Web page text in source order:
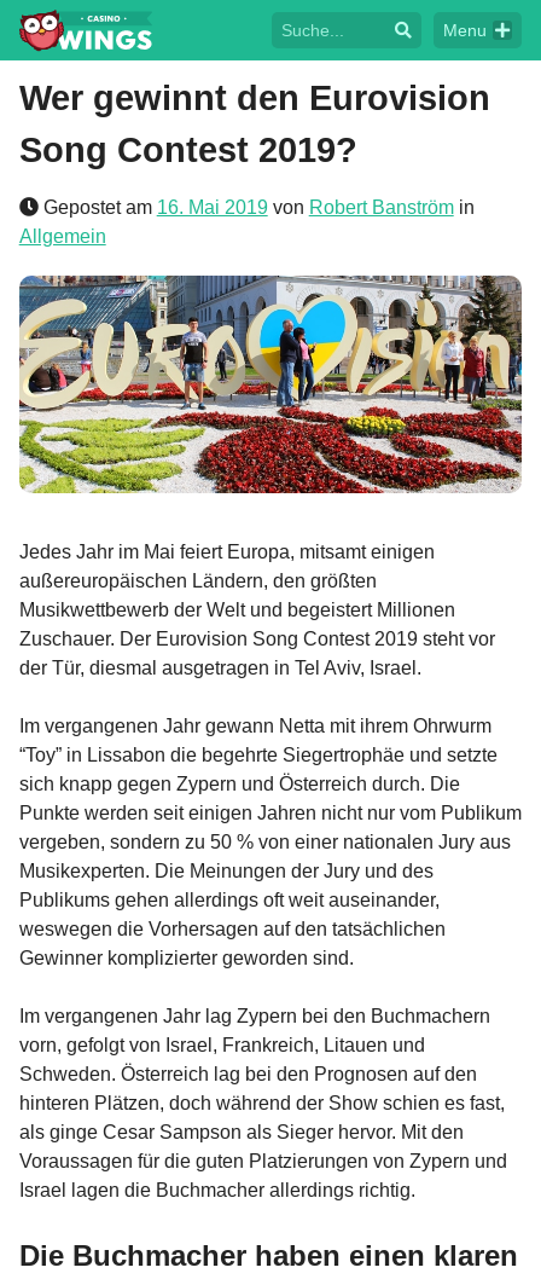
Menu
Wer gewinnt den Eurovision
Song Contest 2019?
Gepostet am 16. Mai 2019von Robert Banströmin
Allgemein
Jedes Jahr im Mai feiert Europa, mitsamt einigen
außereuropäischen Ländern, den größten
Musikwettbewerb der Welt und begeistert Millionen
Zuschauer. Der Eurovision Song Contest 2019 steht vor
der Tür, diesmal ausgetragen in Tel Aviv, Israel.
Im vergangenen Jahr gewann Netta mit ihrem Ohrwurm
“Toy” in Lissabon die begehrte Siegertrophäe und setzte
sich knapp gegen Zypern und Österreich durch. Die
Punkte werden seit einigen Jahren nicht nur vom Publikum
vergeben, sondern zu 50 % von einer nationalen Jury aus
Musikexperten. Die Meinungen der Jury und des
Publikums gehen allerdings oft weit auseinander,
weswegen die Vorhersagen auf den tatsächlichen
Gewinner komplizierter geworden sind.
Im vergangenen Jahr lag Zypern bei den Buchmachern
vorn, gefolgt von Israel, Frankreich, Litauen und
Schweden. Österreich lag bei den Prognosen auf den
hinteren Plätzen, doch während der Show schien es fast,
als ginge Cesar Sampson als Sieger hervor. Mit den
Voraussagen für die guten Platzierungen von Zypern und
Israel lagen die Buchmacher allerdings richtig.
Die Buchmacher haben einen klaren